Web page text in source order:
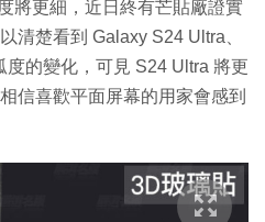
將更細，近日終有芒貼廠證實
清楚看到 Galaxy S24 Ultra、
的變化，可見 S24 Ultra 將更
信喜歡平面屏幕的用家會感到